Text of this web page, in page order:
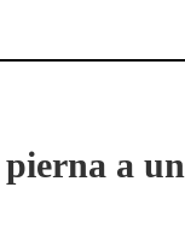
a